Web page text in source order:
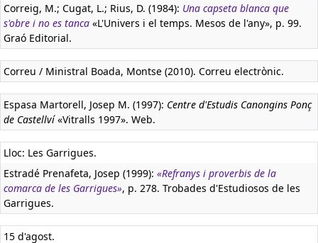
Correig, M.; Cugat, L.; Rius, D. (1984): Una capseta blanca que
s'obre i no es tanca «L'Univers i el temps. Mesos de l'any», p. 99.
Graó Editorial.
Correu / Ministral Boada, Montse (2010). Correu electrònic.
Espasa Martorell, Josep M. (1997): Centre d'Estudis Canongins Ponç
de Castellví«Vitralls 1997». Web.
Lloc: Les Garrigues.
Estradé Prenafeta, Josep (1999): «Refranys i proverbis de la
comarca de les Garrigues», p. 278. Trobades d'Estudiosos de les
Garrigues.
15 d'agost.